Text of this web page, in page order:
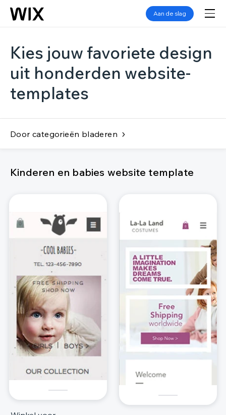
Aan de slag
Kies jouw favoriete design
uit honderden website-
templates
Door categorieën bladeren
Kinderen en babies website template